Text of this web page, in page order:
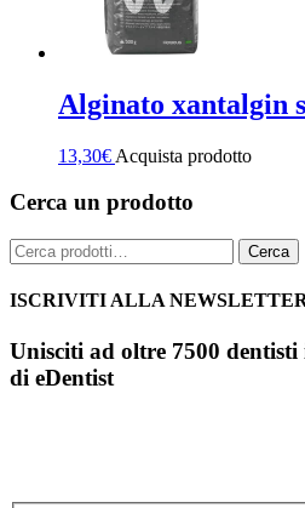
Alginato xantalgin
13,30€ Acquista prodotto
Cerca un prodotto
Cerca: Cerca
ISCRIVITI ALLA
Unisciti ad oltre 7500
di eDentist